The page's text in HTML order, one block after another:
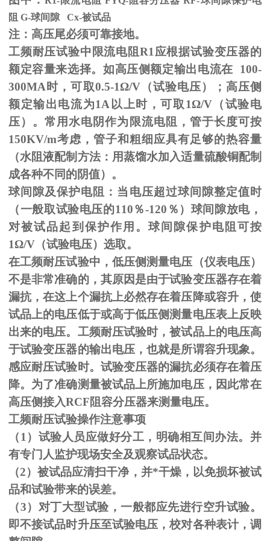
阻 G-球间隙 Cx-被试品
注：高压尾必须可靠接地。
工频耐压试验中限流电阻 R1 应根据试验变压器的
额定容量来选择。如高压侧额定输出电流在 100-
300MA 时，可取0.5-1Ω/V（试验电压）；高压侧
额定输出电流为1A 以上时，可取 1Ω/V（试验电
压）。常用水电阴作为限流电阻，管于长度可按
150KV/m考虑，管子和粗细应具有足够的热容量
（水阻液配制方法：用蒸馏水加入适量硫酸铜配制
成各种不同的阴值）。
球间隙及保护电阻：当电压超过球间隙整定值时
（一般取试验电压的110％-120 ％）球间隙放电，
对被试品起到保护作用。球间隙保护电阻可按
1Ω/V（试验电压）选取。
在工频耐压试验中，低压侧测量电压（仪表电压）
不是非常准确的，其原因是由于试验变压器存在着
漏抗，在这上个漏抗上必然存在着压降或容升，使
试品上的电压低于或高于低压侧测量电压表上反映
出来的电压。工频耐压试验时，被试品上的电压高
于试验变压器的输出电压，也就是所谓容升现象。
感应耐压试验时。试验变压器的漏抗必须存在着压
降。为了准确测量被试品上所施加电压，因此常在
高压侧接入RCF阻容分压器来测量电压。
工频耐压试验操作注意事项
（1 ）试验人员应做好分工，明确相互间办法。并
有专门人监护现场安全及观察试品状态。
（2）被试品应清扫干净，并*干燥，以免损坏被试
品和试验带来的误差。
（3）对丁大型试验，一般都应先进行空升试验。
即不接试品时升压至试验电压，校对各种表计，调